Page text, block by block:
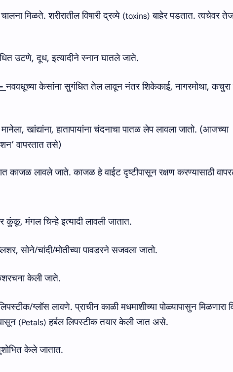
मिळते. शरीरातील विषारी द्रव्‍ये (toxins) बाहेर पडतात. त्‍वचेवर
उटणे,दूध,इत्यादीने स्नान घातले जाते.
नववधूच्या केसांना सुगंधित तेल लावून नंतर शिकेकाई,नागरमोथा,कचुरा
मानेला,खांद्यांना,हातापायांना चंदनाचा पातळ लेप लावला जातो. (आजच्या
’वापरतात तसे)
काजळ लावले जाते.काजळ हे वाईट दृष्टीपासून रक्षण करण्यासाठी
कुंकू,मंगल चिन्हे इत्यादी लावली जातात.
,सोने/चांदी/मोतीच्या पावडरने सजवला जातो.
केली जाते.
ग्‍लॉस लावणे.प्राचीन काळी मधमाशीच्या पोळ्‍यापासुन मिळणारा
(Petals) हर्बल लिपस्टीक तयार केली जात असे.
केले जातात.